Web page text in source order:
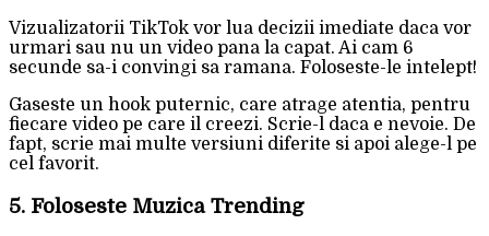
Vizualizatorii TikTok vor lua decizii imediate daca vor
urmari sau nu un video pana la capat. Ai cam 6
secunde sa-i convingi sa ramana. Foloseste-le intelept!
Gaseste un hook puternic, care atrage atentia, pentru
fiecare video pe care il creezi. Scrie-l daca e nevoie. De
fapt, scrie mai multe versiuni diferite si apoi alege-l pe
cel favorit.
5. Foloseste Muzica Trending